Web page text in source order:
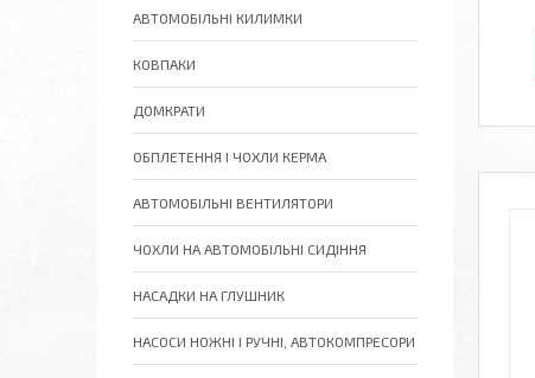
АВТОМОБІЛЬНІ КИЛИМКИ
КОВПАКИ
ДОМКРАТИ
ОБПЛЕТЕННЯ І ЧОХЛИ КЕРМА
АВТОМОБІЛЬНІ ВЕНТИЛЯТОРИ
ЧОХЛИ НА АВТОМОБІЛЬНІ СИДІННЯ
НАСАДКИ НА ГЛУШНИК
НАСОСИ НОЖНІ І РУЧНІ, АВТОКОМПРЕСОРИ